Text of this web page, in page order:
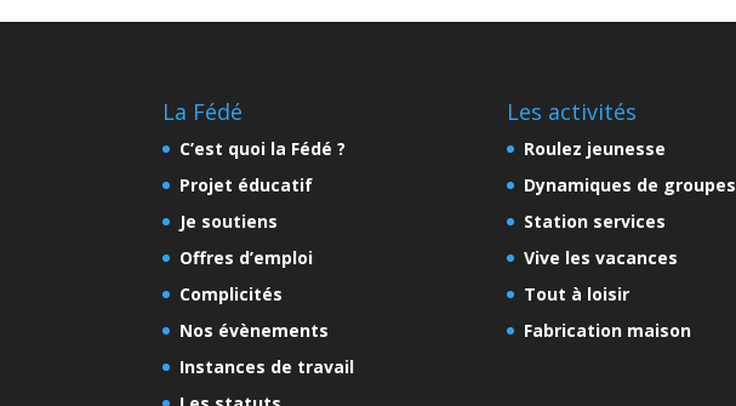
La Fédé
C’est quoi la Fédé ?
Projet éducatif
Je soutiens
Offres d’emploi
Complicités
Nos évènements
Instances de travail
Les activités
Roulez jeunesse
Dynamiques de groupes
Station services
Vive les vacances
Tout à loisir
Fabrication maison